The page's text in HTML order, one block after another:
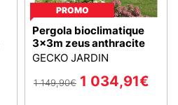
PROMO
Pergola bioclimatique
3x3m zeus anthracite
GECKO JARDIN
1 149,90€ 1 034,91€